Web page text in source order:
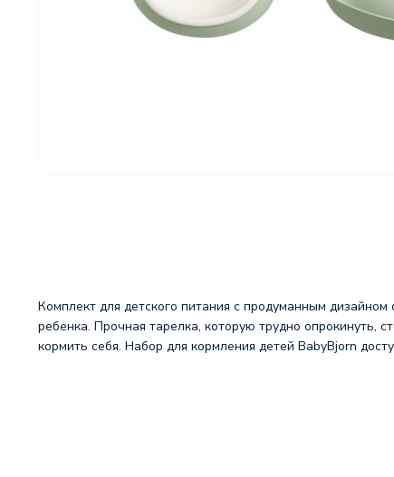
Комплект для детского питания с продуманным
ребенка. Прочная тарелка, которую трудно
кормить себя. Набор для кормления детей BabyBjorn